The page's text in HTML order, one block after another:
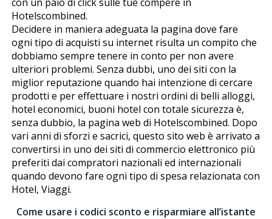
Hotelscombined.
Decidere in maniera adeguata la pagina dove fare
ogni tipo di acquisti su internet risulta un compito che
dobbiamo sempre tenere in conto per non avere
ulteriori problemi. Senza dubbi, uno dei siti con la
miglior reputazione quando hai intenzione di cercare
prodotti e per effettuare i nostri ordini di belli alloggi,
hotel economici, buoni hotel con totale sicurezza è,
senza dubbio, la pagina web di Hotelscombined. Dopo
vari anni di sforzi e sacrifici, questo sito web è arrivato a
convertirsi in uno dei siti di commercio elettronico più
preferiti dai compratori nazionali ed internazionali
quando devono fare ogni tipo di spesa relazionata con
Hotel, Viaggi.
Come usare i codici sconto e risparmiare all’istante